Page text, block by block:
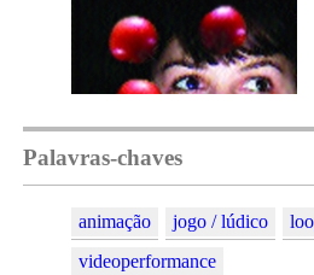
Palavras-chaves
animação jogo / lúdico
videoperformance